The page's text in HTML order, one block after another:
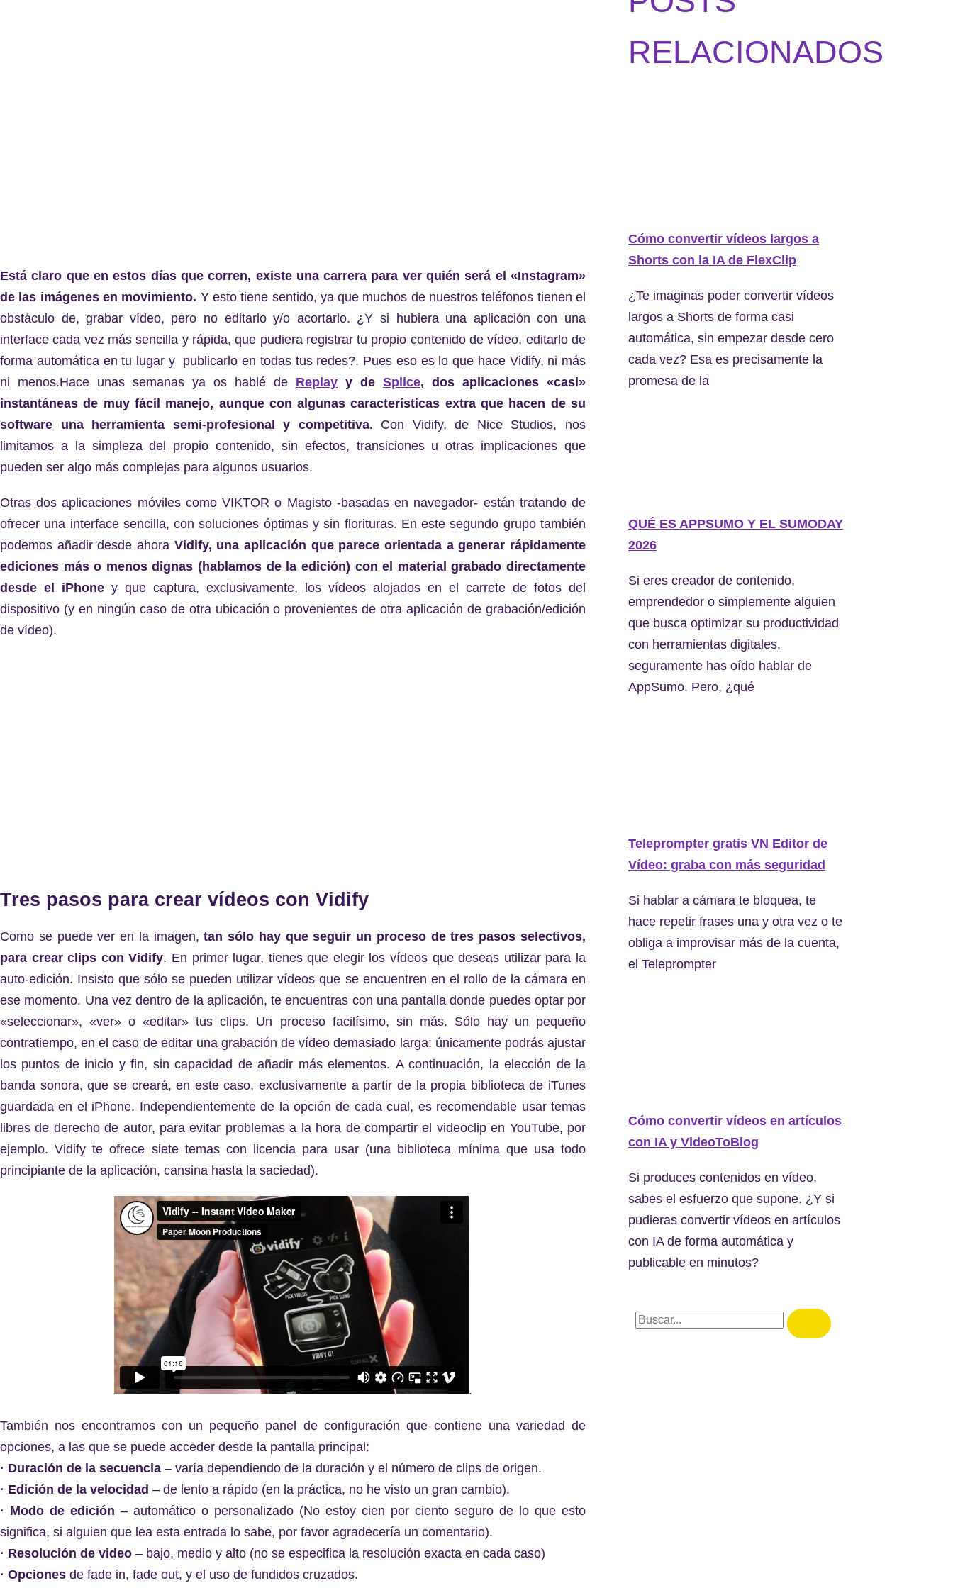
Está claro que en estos días que corren, existe una carrera para ver quién será el «Instagram»
de las imágenes en movimiento. Y esto tiene sentido, ya que muchos de nuestros teléfonos tienen el
obstáculo de, grabar vídeo, pero no editarlo y/o acortarlo. ¿Y si hubiera una aplicación con una
interface cada vez más sencilla y rápida, que pudiera registrar tu propio contenido de vídeo, editarlo de
forma automática en tu lugar y publicarlo en todas tus redes?. Pues eso es lo que hace Vidify, ni más
ni menos.Hace unas semanas ya os hablé de Replay y de Splice, dos aplicaciones «casi»
instantáneas de muy fácil manejo, aunque con algunas características extra que hacen de su
software una herramienta semi-profesional y competitiva. Con Vidify, de Nice Studios, nos
limitamos a la simpleza del propio contenido, sin efectos, transiciones u otras implicaciones que
pueden ser algo más complejas para algunos usuarios.
Otras dos aplicaciones móviles como VIKTOR o Magisto -basadas en navegador- están tratando de
ofrecer una interface sencilla, con soluciones óptimas y sin florituras. En este segundo grupo también
podemos añadir desde ahora Vidify, una aplicación que parece orientada a generar rápidamente
ediciones más o menos dignas (hablamos de la edición) con el material grabado directamente
desde el iPhone y que captura, exclusivamente, los vídeos alojados en el carrete de fotos del
dispositivo (y en ningún caso de otra ubicación o provenientes de otra aplicación de grabación/edición
de vídeo).
Tres pasos para crear vídeos con Vidify
Como se puede ver en la imagen,tan sólo hay que seguir un proceso de tres pasos selectivos,
para crear clips con Vidify. En primer lugar, tienes que elegir los vídeos que deseas utilizar para la
auto-edición. Insisto que sólo se pueden utilizar vídeos que se encuentren en el rollo de la cámara en
ese momento. Una vez dentro de la aplicación, te encuentras con una pantalla donde puedes optar por
«seleccionar», «ver» o «editar» tus clips. Un proceso facilísimo, sin más. Sólo hay un pequeño
contratiempo, en el caso de editar una grabación de vídeo demasiado larga: únicamente podrás ajustar
los puntos de inicio y fin, sin capacidad de añadir más elementos. A continuación, la elección de la
banda sonora, que se creará, en este caso, exclusivamente a partir de la propia biblioteca de iTunes
guardada en el iPhone. Independientemente de la opción de cada cual, es recomendable usar temas
libres de derecho de autor, para evitar problemas a la hora de compartir el videoclip en YouTube, por
ejemplo. Vidify te ofrece siete temas con licencia para usar (una biblioteca mínima que usa todo
principiante de la aplicación, cansina hasta la saciedad).
.
También nos encontramos con un pequeño panel de configuración que contiene una variedad de
opciones, a las que se puede acceder desde la pantalla principal:
· Duración de la secuencia – varía dependiendo de la duración y el número de clips de origen.
· Edición de la velocidad – de lento a rápido (en la práctica, no he visto un gran cambio).
· Modo de edición – automático o personalizado (No estoy cien por ciento seguro de lo que esto
significa, si alguien que lea esta entrada lo sabe, por favor agradecería un comentario).
· Resolución de video – bajo, medio y alto (no se especifica la resolución exacta en cada caso)
· Opciones de fade in, fade out, y el uso de fundidos cruzados.
RELACIONADOS
Cómo convertir vídeos largos a
Shorts con la IA de FlexClip
¿Te imaginas poder convertir vídeos
largos a Shorts de forma casi
automática, sin empezar desde cero
cada vez? Esa es precisamente la
promesa de la
QUÉ ES APPSUMO Y EL SUMODAY
2026
Si eres creador de contenido,
emprendedor o simplemente alguien
que busca optimizar su productividad
con herramientas digitales,
seguramente has oído hablar de
AppSumo. Pero, ¿qué
Teleprompter gratis VN Editor de
Vídeo: graba con más seguridad
Si hablar a cámara te bloquea, te
hace repetir frases una y otra vez o te
obliga a improvisar más de la cuenta,
el Teleprompter
Cómo convertir vídeos en artículos
con IA y VideoToBlog
Si produces contenidos en vídeo,
sabes el esfuerzo que supone. ¿Y si
pudieras convertir vídeos en artículos
con IA de forma automática y
publicable en minutos?